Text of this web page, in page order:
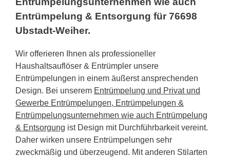
Entrümpelung & Entsorgung für 76698
Ubstadt-Weiher.
Wir offerieren Ihnen als professioneller
Haushaltsauflöser & Entrümpler unsere
Entrümpelungen in einem äußerst ansprechenden
Design. Bei unserem Entrümpelung und Privat und
Gewerbe Entrümpelungen, Entrümpelungen &
Entrümpelungsunternehmen wie auch Entrümpelung
& Entsorgung ist Design mit Durchführbarkeit vereint.
Daher wirken unsere Entrümpelungen sehr
zweckmäßig und überzeugend. Mit anderen Stilarten